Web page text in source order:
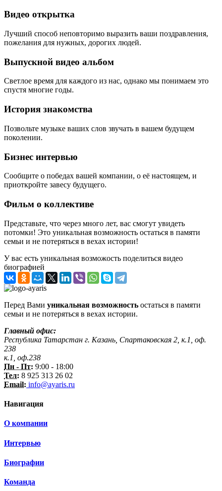
Видео открытка
Лучший способ неповторимо выразить ваши поздравления,
пожелания для нужных, дорогих людей.
Выпускной видео альбом
Светлое время для каждого из нас, однако мы понимаем это
спустя многие годы.
История знакомства
Позвольте музыке ваших слов звучать в вашем будущем
поколении.
Бизнес интервью
Сообщите о победах вашей компании, о её настоящем, и
приоткройте завесу будущего.
Фильм о коллективе
Представьте, что через много лет, вас смогут увидеть
потомки! Это уникальная возможность остаться в памяти
семьи и не потеряться в вехах истории!
У вас есть уникальная возможость поделиться видео
биографией
Перед Вами уникальная возможность остаться в памяти
семьи и не потеряться в вехах истории.
Главный офис:
Республика Татарстан г. Казань, Спартаковская 2, к.1, оф.
238
к.1, оф.238
Пн - Пт: 9:00 - 18:00
Тел: 8 925 313 26 02
Email: info@ayaris.ru
Навигация
О компании
Интервью
Биографии
Команда